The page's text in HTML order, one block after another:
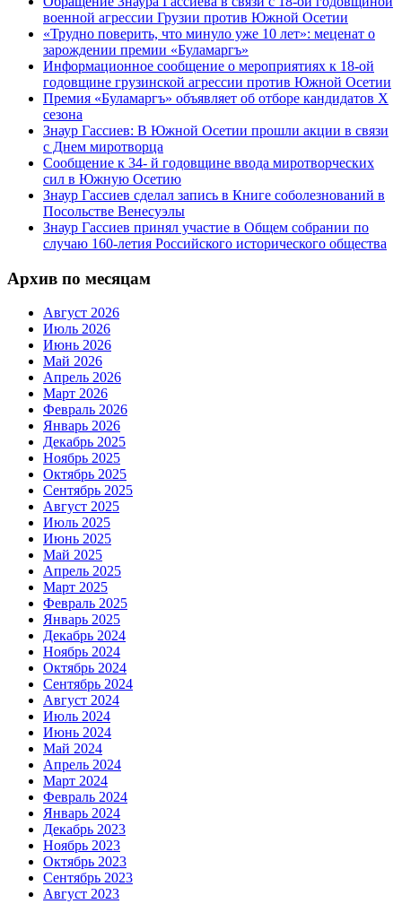
военной агрессии Грузии против Южной Осетии
«Трудно поверить, что минуло уже 10 лет»: меценат о
зарождении премии «Буламаргъ»
Информационное сообщение о мероприятиях к 18-ой
годовщине грузинской агрессии против Южной Осетии
Премия «Буламаргъ» объявляет об отборе кандидатов Х
сезона
Знаур Гассиев: В Южной Осетии прошли акции в связи
с Днем миротворца
Сообщение к 34- й годовщине ввода миротворческих
сил в Южную Осетию
Знаур Гассиев сделал запись в Книге соболезнований в
Посольстве Венесуэлы
Знаур Гассиев принял участие в Общем собрании по
случаю 160-летия Российского исторического общества
Архив по месяцам
Август 2026
Июль 2026
Июнь 2026
Май 2026
Апрель 2026
Март 2026
Февраль 2026
Январь 2026
Декабрь 2025
Ноябрь 2025
Октябрь 2025
Сентябрь 2025
Август 2025
Июль 2025
Июнь 2025
Май 2025
Апрель 2025
Март 2025
Февраль 2025
Январь 2025
Декабрь 2024
Ноябрь 2024
Октябрь 2024
Сентябрь 2024
Август 2024
Июль 2024
Июнь 2024
Май 2024
Апрель 2024
Март 2024
Февраль 2024
Январь 2024
Декабрь 2023
Ноябрь 2023
Октябрь 2023
Сентябрь 2023
Август 2023